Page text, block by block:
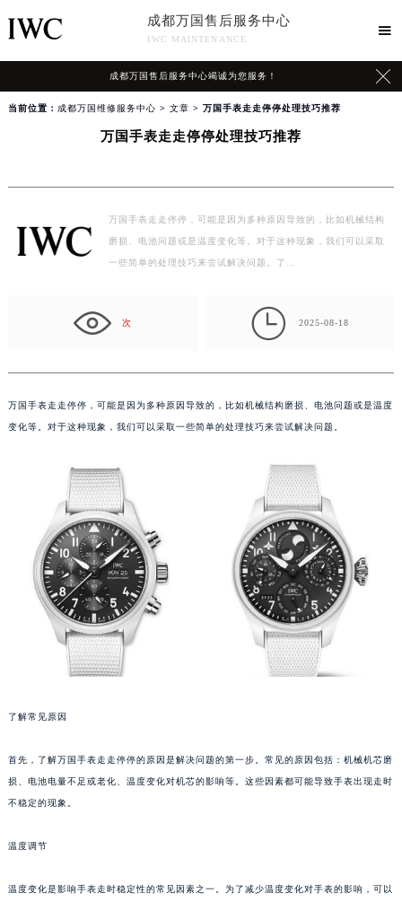
成都万国售后服务中心
IWC MAINTENANCE

成都万国售后服务中心竭诚为您服务！ 
当前位置： 成都万国维修服务中心 > 文章 > 万国手表走走停停处理技巧推荐
万国手表走走停停处理技巧推荐
万国手表走走停停，可能是因为多种原因导致的，比如机械结构
磨损、电池问题或是温度变化等。对于这种现象，我们可以采取
一些简单的处理技巧来尝试解决问题。了…
次  2025-08-18
万国手表走走停停，可能是因为多种原因导致的，比如机械结构磨损、电池问题或是温度
变化等。对于这种现象，我们可以采取一些简单的处理技巧来尝试解决问题。
了解常见原因
首先，了解万国手表走走停停的原因是解决问题的第一步。常见的原因包括：机械机芯磨
损、电池电量不足或老化、温度变化对机芯的影响等。这些因素都可能导致手表出现走时
不稳定的现象。
温度调节
温度变化是影响手表走时稳定性的常见因素之一。为了减少温度变化对手表的影响，可以